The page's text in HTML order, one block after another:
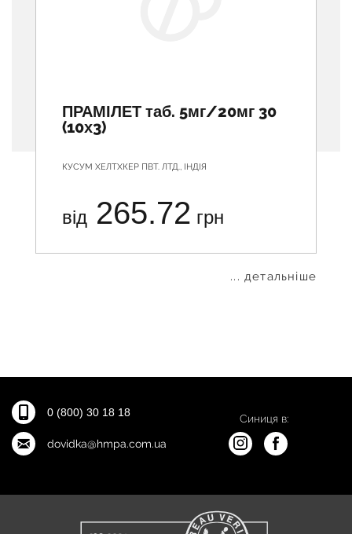
ПРАМІЛЕТ таб. 5мг/20мг 30
(10х3)
КУСУМ ХЕЛТХКЕР ПВТ. ЛТД., ІНДІЯ
від 265.72 грн
... детальніше
0 (800) 30 18 18
dovidka@hmpa.com.ua
Синиця в: